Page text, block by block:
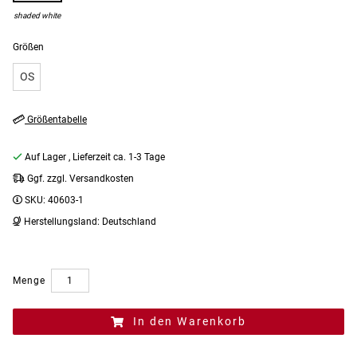
Größen
OS
shaded white
Größentabelle
Auf Lager , Lieferzeit ca. 1-3 Tage
Ggf. zzgl. Versandkosten
SKU: 40603-1
Herstellungsland: Deutschland
Menge
In den Warenkorb